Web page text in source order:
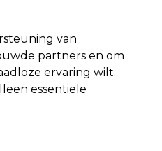
Vegan
van
partners en om
ervaring wilt.
essentiële